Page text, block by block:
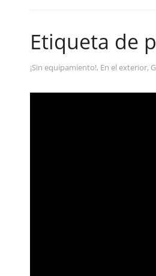
Etiqueta de
¡Sin equipamiento!, En el exterior,